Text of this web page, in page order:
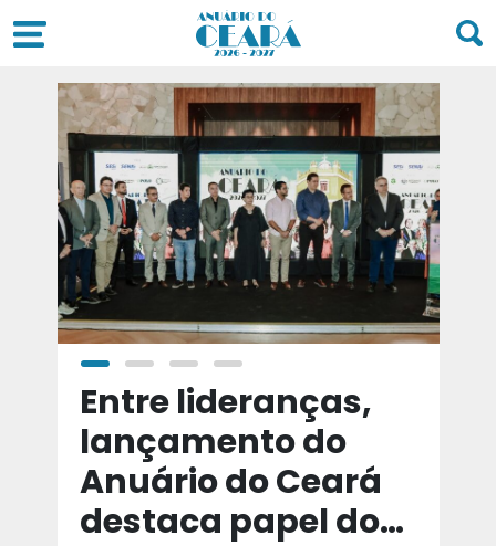
Entre lideranças,
lançamento do
Anuário do Ceará
destaca papel do